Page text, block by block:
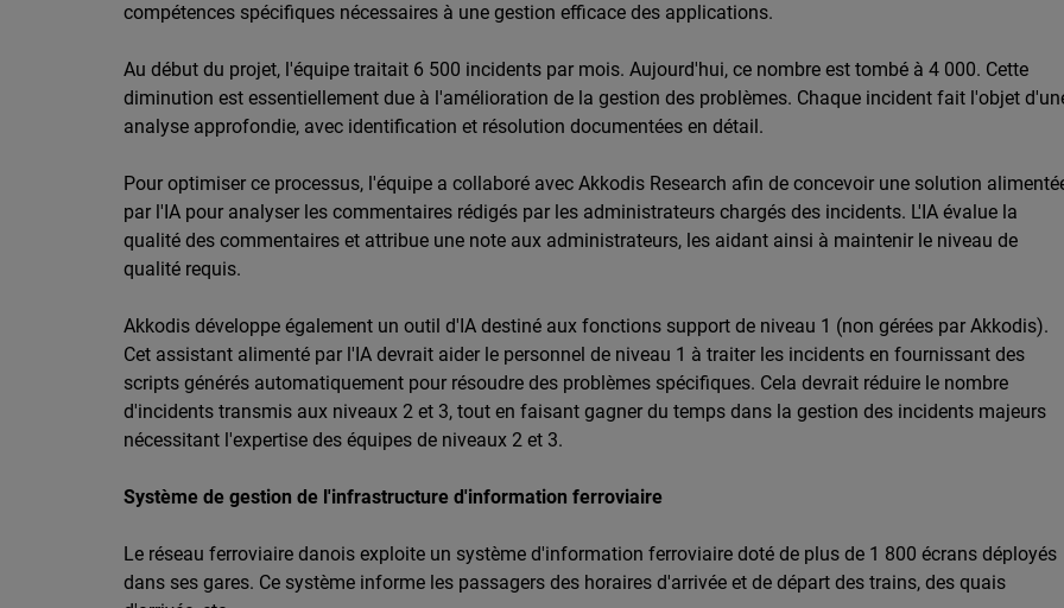
compétences spécifiques nécessaires à une gestion efficace des applications.
Au début du projet, l'équipe traitait 6 500 incidents par mois. Aujourd'hui, ce nombre est tombé à 4 000. Cette
diminution est essentiellement due à l'amélioration de la gestion des problèmes. Chaque incident fait l'objet
analyse approfondie, avec identification et résolution documentées en détail.
Pour optimiser ce processus, l'équipe a collaboré avec Akkodis Research afin de concevoir une solution
par l'IA pour analyser les commentaires rédigés par les administrateurs chargés des incidents. L'IA évalue la
qualité des commentaires et attribue une note aux administrateurs, les aidant ainsi à maintenir le niveau de
qualité requis.
Akkodis développe également un outil d'IA destiné aux fonctions support de niveau 1 (non gérées par Akkodis).
Cet assistant alimenté par l'IA devrait aider le personnel de niveau 1 à traiter les incidents en fournissant des
scripts générés automatiquement pour résoudre des problèmes spécifiques. Cela devrait réduire le nombre
d'incidents transmis aux niveaux 2 et 3, tout en faisant gagner du temps dans la gestion des incidents majeurs
nécessitant l'expertise des équipes de niveaux 2 et 3.
Système de gestion de l'infrastructure d'information ferroviaire
Le réseau ferroviaire danois exploite un système d'information ferroviaire doté de plus de 1 800 écrans déployés
dans ses gares. Ce système informe les passagers des horaires d'arrivée et de départ des trains, des quais